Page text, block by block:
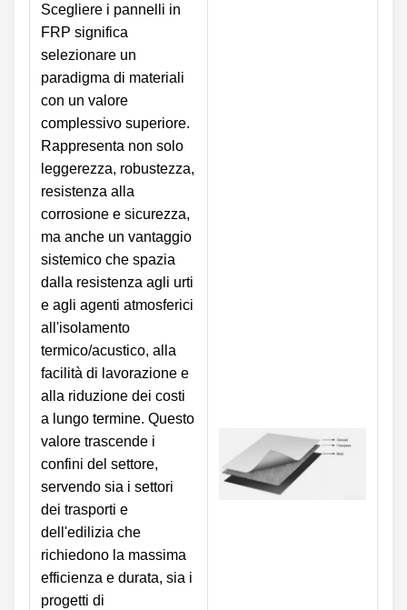
Scegliere i pannelli in
FRP significa
selezionare un
paradigma di materiali
con un valore
complessivo superiore.
Rappresenta non solo
leggerezza, robustezza,
resistenza alla
corrosione e sicurezza,
ma anche un vantaggio
sistemico che spazia
dalla resistenza agli urti
e agli agenti atmosferici
all'isolamento
termico/acustico, alla
facilità di lavorazione e
alla riduzione dei costi
a lungo termine. Questo
valore trascende i
confini del settore,
servendo sia i settori
dei trasporti e
dell'edilizia che
richiedono la massima
efficienza e durata, sia i
progetti di